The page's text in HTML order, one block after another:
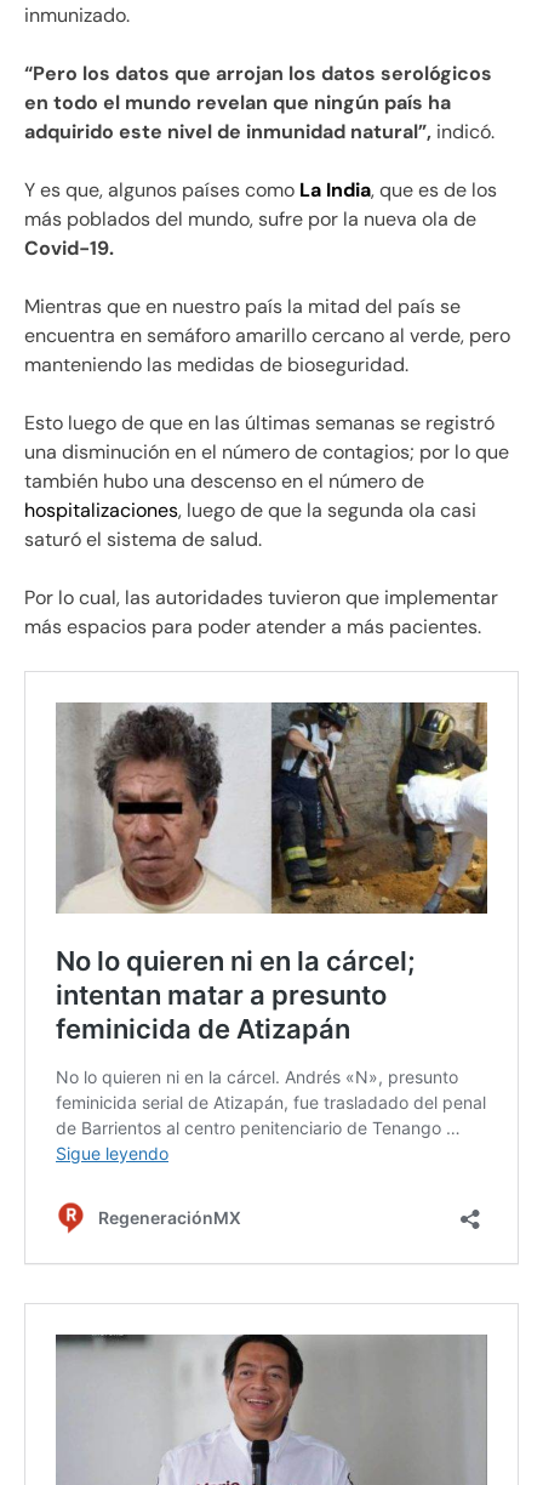
inmunizado.
“Pero los datos que arrojan los datos serológicos
en todo el mundo revelan que ningún país ha
adquirido este nivel de inmunidad natural”, indicó.
Y es que, algunos países como La India, que es de los
más poblados del mundo, sufre por la nueva ola de
Covid-19.
Mientras que en nuestro país la mitad del país se
encuentra en semáforo amarillo cercano al verde, pero
manteniendo las medidas de bioseguridad.
Esto luego de que en las últimas semanas se registró
una disminución en el número de contagios; por lo que
también hubo una descenso en el número de
hospitalizaciones, luego de que la segunda ola casi
saturó el sistema de salud.
Por lo cual, las autoridades tuvieron que implementar
más espacios para poder atender a más pacientes.